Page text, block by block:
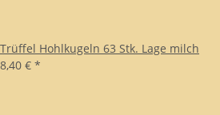
Trüffel Hohlkugeln 63 Stk. Lage milch
8,40 € *